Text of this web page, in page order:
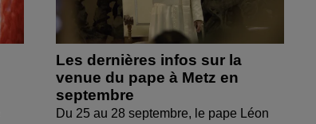
Les dernières infos sur la
venue du pape à Metz en
septembre
Du 25 au 28 septembre, le pape Léon